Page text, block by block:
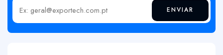
Insira o seu email ENVIAR